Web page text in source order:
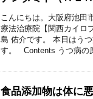
こんにちは。大阪府池田
療法治療院【関西カイロ
島 佑介です。 本日はう
す。 Contents うつ病の
食品添加物は体に